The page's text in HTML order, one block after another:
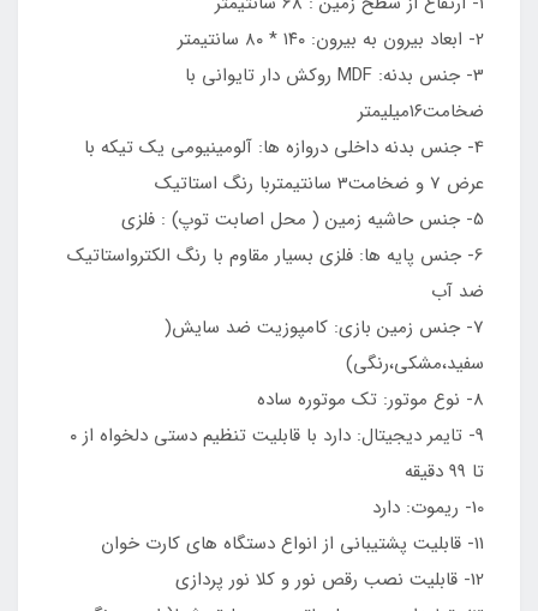
2- ابعاد بیرون به بیرون: ۱۴۰ * ۸۰ سانتیمتر
3- جنس بدنه: MDF روکش دار تایوانی با
ضخامت۱۶میلیمتر
4- جنس بدنه داخلی دروازه ها: آلومینیومی یک تیکه با
عرض 7 و ضخامت3 سانتیمتربا رنگ استاتیک
5- جنس حاشیه زمین ( محل اصابت توپ) : فلزی
6- جنس پایه ها: فلزی بسیار مقاوم با رنگ الکترواستاتیک
ضد آب
7- جنس زمین بازی: کامپوزیت ضد سایش(
سفید،مشکی،رنگی)
8- نوع موتور: تک موتوره ساده
9- تایمر دیجیتال: دارد با قابلیت تنظیم دستی دلخواه از ۰
تا ۹۹ دقیقه
10- ریموت: دارد
11- قابلیت پشتیبانی از انواع دستگاه های کارت خوان
12- قابلیت نصب رقص نور و کلا نور پردازی